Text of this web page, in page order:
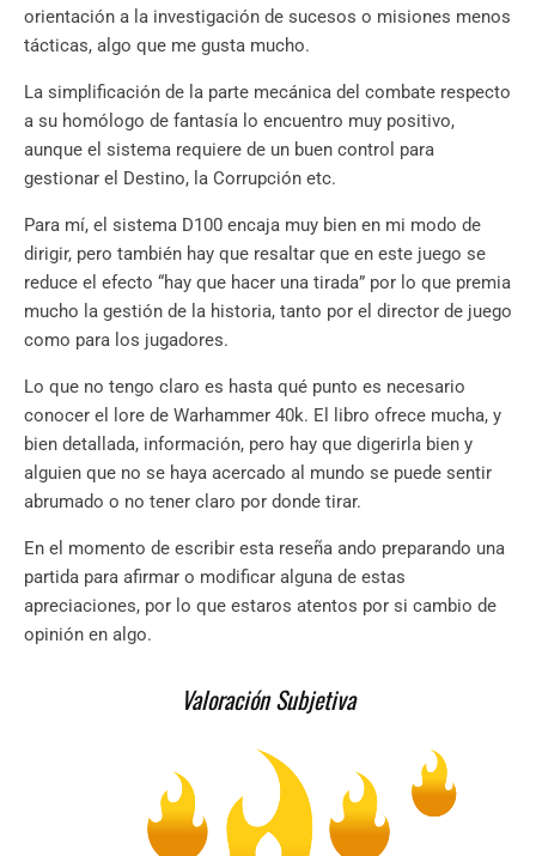
orientación a la investigación de sucesos o misiones menos
tácticas, algo que me gusta mucho.
La simplificación de la parte mecánica del combate respecto
a su homólogo de fantasía lo encuentro muy positivo,
aunque el sistema requiere de un buen control para
gestionar el Destino, la Corrupción etc.
Para mí, el sistema D100 encaja muy bien en mi modo de
dirigir, pero también hay que resaltar que en este juego se
reduce el efecto “hay que hacer una tirada” por lo que premia
mucho la gestión de la historia, tanto por el director de juego
como para los jugadores.
Lo que no tengo claro es hasta qué punto es necesario
conocer el lore de Warhammer 40k. El libro ofrece mucha, y
bien detallada, información, pero hay que digerirla bien y
alguien que no se haya acercado al mundo se puede sentir
abrumado o no tener claro por donde tirar.
En el momento de escribir esta reseña ando preparando una
partida para afirmar o modificar alguna de estas
apreciaciones, por lo que estaros atentos por si cambio de
opinión en algo.
Valoración Subjetiva